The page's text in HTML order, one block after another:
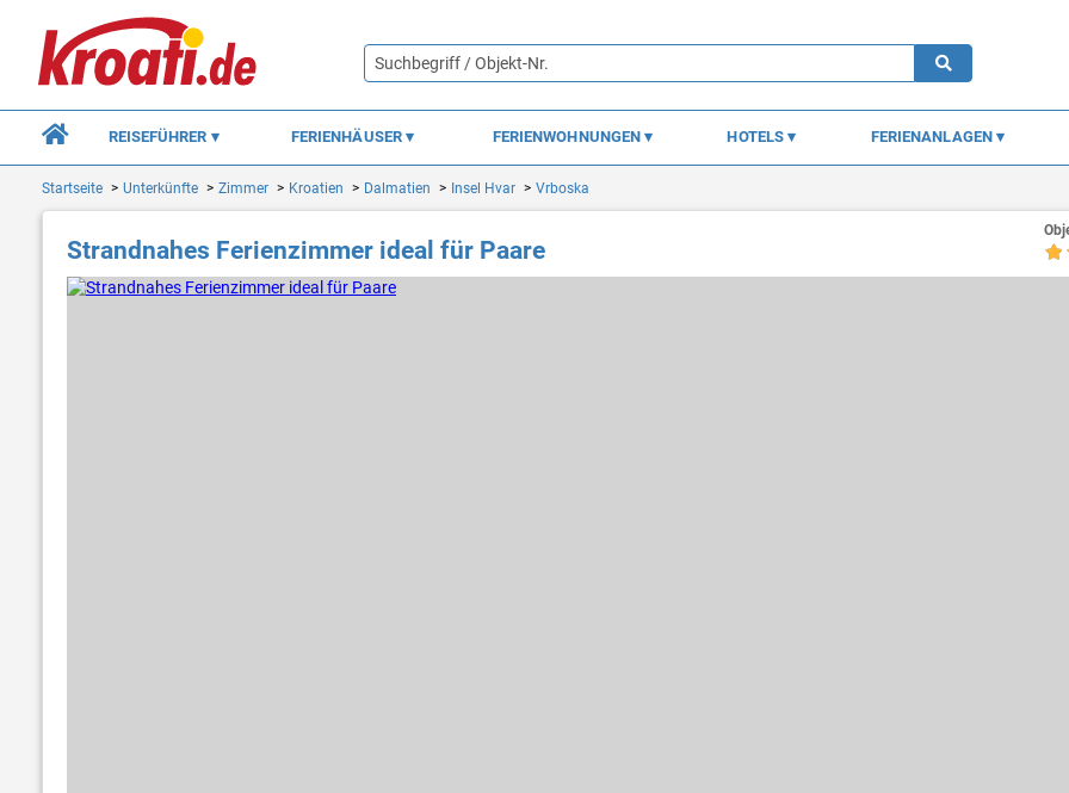
REISEFÜHRER FERIENHÄUSER FERIENWOHNUNGEN HOTELS FERIENANLAGEN
Startseite Unterkünfte Zimmer Kroatien Dalmatien Insel Hvar Vrboska
Strandnahes Ferienzimmer ideal für Paare